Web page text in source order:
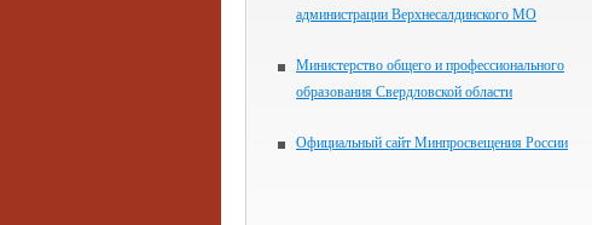
администрации Верхнесалдинского МО
Министерство общего и профессионального
образования Свердловской области
Официальный сайт Минпросвещения России